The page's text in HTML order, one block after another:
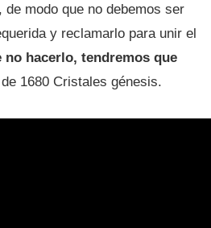
modo que no debemos ser
y reclamarlo para unir el
no hacerlo, tendremos que
1680 Cristales génesis.